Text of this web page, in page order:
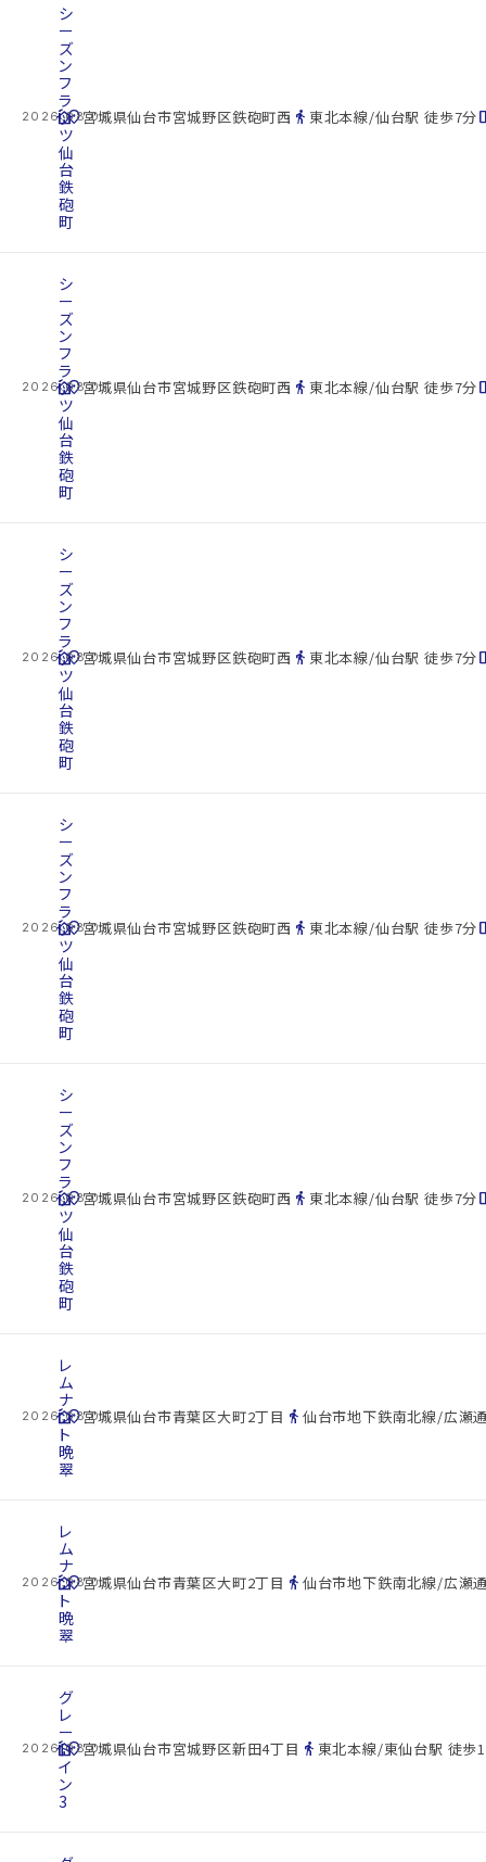
2026.08.07
cottage
シ
ー
ズ
ン
フ
ラ
ッ
ツ
仙
台
鉄
砲
町
location_on宮城県仙台市宮城野区鉄砲町西 directions_walk 東北本線/仙台駅 徒歩7分
2026.08.07
cottage
シ
ー
ズ
ン
フ
ラ
ッ
ツ
仙
台
鉄
砲
町
location_on宮城県仙台市宮城野区鉄砲町西 directions_walk 東北本線/仙台駅 徒歩7分
2026.08.07
cottage
シ
ー
ズ
ン
フ
ラ
ッ
ツ
仙
台
鉄
砲
町
location_on宮城県仙台市宮城野区鉄砲町西 directions_walk 東北本線/仙台駅 徒歩7分
2026.08.07
cottage
シ
ー
ズ
ン
フ
ラ
ッ
ツ
仙
台
鉄
砲
町
location_on宮城県仙台市宮城野区鉄砲町西 directions_walk 東北本線/仙台駅 徒歩7分
2026.08.07
cottage
シ
ー
ズ
ン
フ
ラ
ッ
ツ
仙
台
鉄
砲
町
location_on宮城県仙台市宮城野区鉄砲町西 directions_walk 東北本線/仙台駅 徒歩7分
2026.08.07
cottage
レ
ム
ナ
ン
ト
晩
翠
location_on宮城県仙台市青葉区大町2丁目 directions_walk 仙台市地下鉄南北線/広瀬
2026.08.07
cottage
レ
ム
ナ
ン
ト
晩
翠
location_on宮城県仙台市青葉区大町2丁目 directions_walk 仙台市地下鉄南北線/広瀬
2026.08.07
cottage
グ
レ
ー
ト
イ
ン
3
location_on宮城県仙台市宮城野区新田4丁目 directions_walk 東北本線/東仙台駅 徒歩